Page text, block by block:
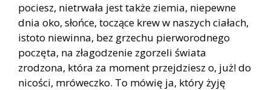
pociesz, nietrwała jest także ziemia, niepewne
dnia oko, słońce, toczące krew w naszych ciałach,
istoto niewinna, bez grzechu pierworodnego
poczęta, na złagodzenie zgorzeli świata
zrodzona, która za moment przejdziesz o, już! do
nicości, mróweczko. To mówię ja, który żyję